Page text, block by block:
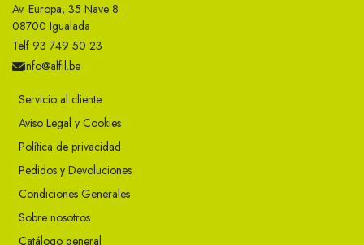
Av. Europa, 35 Nave 8
08700 Igualada
Telf 93 749 50 23
info@alfil.be
Servicio al cliente
Aviso Legal y Cookies
Política de privacidad
Pedidos y Devoluciones
Condiciones Generales
Sobre nosotros
Catálogo general